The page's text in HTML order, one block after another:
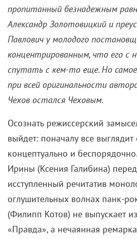
пропитанный безнадежным
Александр Золотовицкий и
Павлович у молодого
концентрированным, что его с
спутать с кем-то еще. Но
при всей оригинальности
Чехов остался Чеховым.
Осознать режиссерский
выйдет: поначалу все
концептуально и
Ирины (Ксения Галибина)
исступленный речитатив
оглушительных волнах панк-
(Филипп Котов) не выпускает
«Правда», а нечаянная